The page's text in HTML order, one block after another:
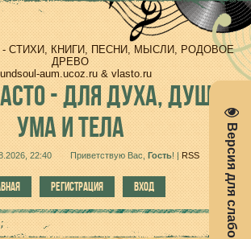
- СТИХИ, КНИГИ, ПЕСНИ, МЫСЛИ, РОДОВОЕ
ДРЕВО
aum.ucoz.ru & vlasto.ru
- ДЛЯ ДУХА, ДУШИ,
УМА И ТЕЛА
22:40 Приветствую Вас Гость!| RSS
РЕГИСТРАЦИЯ ВХОД